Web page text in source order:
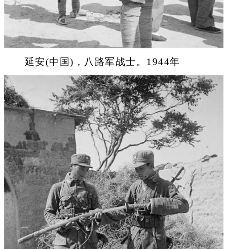
延安(中国)，八路军战士。1944年